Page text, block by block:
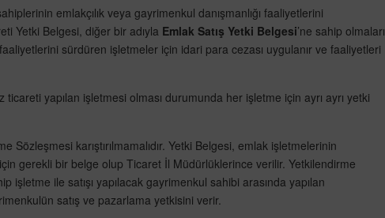
emlakçılık veya gayrimenkul danışmanlığı faaliyetlerini
Yetki Belgesi, diğer bir adıylaEmlak Satış Yetki Belgesi’ne sahip olmaları
sürdüren işletmeler için idari para cezası uygulanır ve faaliyetleri
yapılan işletmesi olması durumunda her işletme için ayrı ayrı yetki
Sözleşmesi karıştırılmamalıdır. Yetki Belgesi, emlak işletmelerinin
gerekli bir belge olup Ticaret İl Müdürlüklerince verilir. Yetkilendirme
işletme ile satışı yapılacak gayrimenkul sahibi arasında yapılan
satış ve pazarlama yetkisini verir.